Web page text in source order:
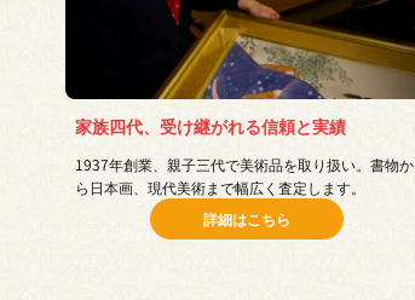
家族四代、受け継がれる信頼と実績
1937年創業、親子三代で美術品を取り扱い。書物か
ら日本画、現代美術まで幅広く査定します。
詳細はこちら